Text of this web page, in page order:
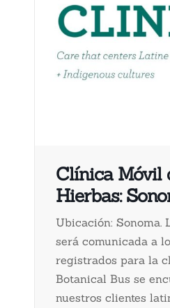
Clínica Móvil
Hierbas:
Ubicación: Sonoma.
será comunicada a
registrados para la
Botanical Bus se
nuestros clientes